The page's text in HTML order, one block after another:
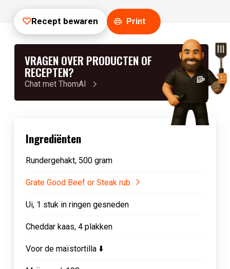
Recept bewaren Print
VRAGEN OVER PRODUCTEN OF
RECEPTEN?
Chat met ThomAI
Ingrediënten
Rundergehakt, 500 gram
Grate Good Beef or Steak rub
Ui, 1 stuk in ringen gesneden
Cheddar kaas, 4 plakken
Voor de maïstortilla ⬇️